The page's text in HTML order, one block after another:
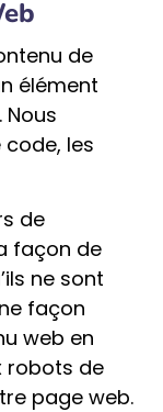
de
élément
les
de
façon de
ne sont
façon
web en
robots de
page web.